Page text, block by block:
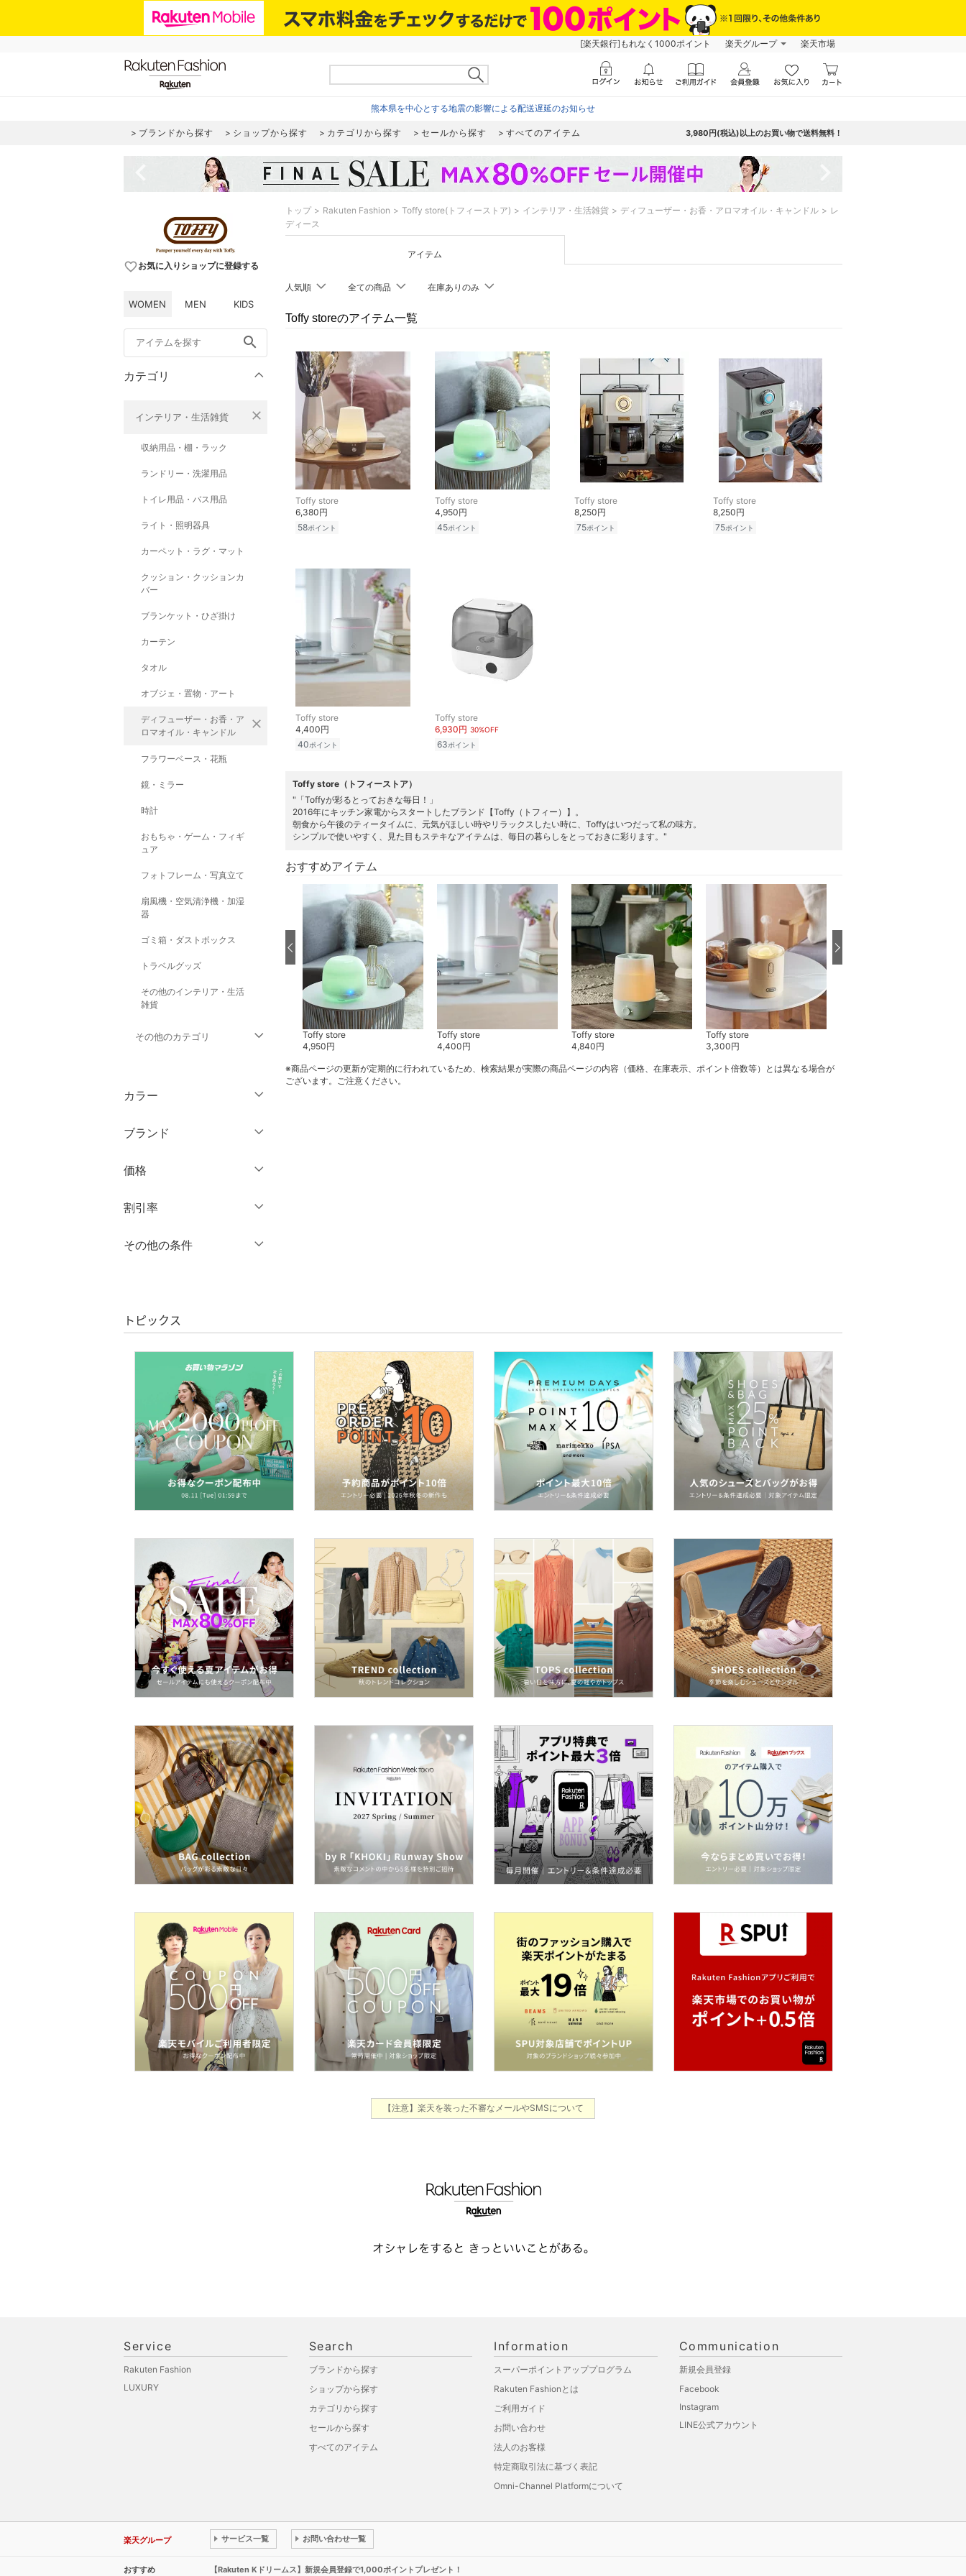
[楽天銀行]もれなく1000ポイント 楽天グループ 楽天市場
熊本県を中心とする地震の影響による配送遅延のお知らせ
ブランドから探す ショップから探す カテゴリから探す セールから探す すべてのアイテム 3,980円(税込)以上のお買い物で送料無料！
favorite_borderお気に入りショップに登録する
WOMEN MEN KIDS
search
カテゴリ
インテリア・生活雑貨 close
収納用品・棚・ラック
ランドリー・洗濯用品
トイレ用品・バス用品
ライト・照明器具
カーペット・ラグ・マット
クッション・クッションカ
バー
ブランケット・ひざ掛け
カーテン
タオル
オブジェ・置物・アート
ディフューザー・お香・ア
ロマオイル・キャンドル
close
フラワーベース・花瓶
鏡・ミラー
時計
おもちゃ・ゲーム・フィギ
ュア
フォトフレーム・写真立て
扇風機・空気清浄機・加湿
器
ゴミ箱・ダストボックス
トラベルグッズ
その他のインテリア・生活
雑貨
その他のカテゴリ
ジャケット・アウター
パンツ
ワンピース・ドレス
スカート
オールインワン・オーバ
ーオール
シューズ・靴
インナー・ルームウェア
靴下・レッグウェア
ファッション雑貨
アクセサリー・腕時計
財布・ポーチ・ケース
マタニティウェア・ベビ
ー用品
スーツ・フォーマル
水着・スイムグッズ
スキンケア
ベースメイク
メイクアップ
ネイル
ボディケア・オーラルケ
ヘアケア
フレグランス
メイク道具・美容器具
コフレ・キット・セット
食器・調理器具・キッチ
ン用品
カラー
クリア
ブランド
価格
絞り込み
割引率
％OFF～ ％OFF
その他の条件
クリア 絞り込み
トップ Rakuten Fashion Toffy store(トフィーストア) インテリア・生活雑貨 ディフューザー・お香・アロマオイル・キャンドル
レ
ディース
アイテム
人気順 全ての商品 在庫ありのみ
Toffy storeのアイテム一覧
Toffy store
6,380円
58ポイント
Toffy store
4,950円
45ポイント
Toffy store
8,250円
75ポイント
Toffy store
8,250円
75ポイント
Toffy store
4,400円
40ポイント
Toffy store
6,930円 30%OFF
63ポイント
Toffy store（トフィーストア）
"「Toffyが彩るとっておきな毎日！」
2016年にキッチン家電からスタートしたブランド【Toffy（トフィー）】。
朝食から午後のティータイムに、元気がほしい時やリラックスしたい時に、Toffyはいつだって私の味方。
シンプルで使いやすく、見た目もステキなアイテムは、毎日の暮らしをとっておきに彩ります。"
おすすめアイテム
Toffy store
Toffy store
4,950円
Toffy store
4,400円
Toffy store
4,840円
Toffy store
3,300円
※商品ページの更新が定期的に行われているため、検索結果が実際の商品ページの内容（価格、在庫表示、ポイント倍数等）とは異なる場合が
ございます。ご注意ください。
トピックス
【注意】楽天を装った不審なメールやSMSについて
Service
Rakuten Fashion
LUXURY
Search
ブランドから探す
ショップから探す
カテゴリから探す
セールから探す
すべてのアイテム
Information
スーパーポイントアッププログラム
Rakuten Fashionとは
ご利用ガイド
お問い合わせ
法人のお客様
特定商取引法に基づく表記
Omni-Channel Platformについて
Communication
新規会員登録
Facebook
Instagram
LINE公式アカウント
楽天グループ サービス一覧 お問い合わせ一覧
おすすめ 【Rakuten Kドリームス】新規会員登録で1,000ポイントプレゼント！